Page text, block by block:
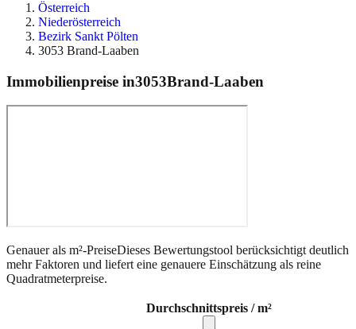
Österreich
Niederösterreich
Bezirk Sankt Pölten
3053 Brand-Laaben
Immobilienpreise in3053Brand-Laaben
Genauer als m²-PreiseDieses Bewertungstool berücksichtigt deutlich
mehr Faktoren und liefert eine genauere Einschätzung als reine
Quadratmeterpreise.
Durchschnittspreis / m²